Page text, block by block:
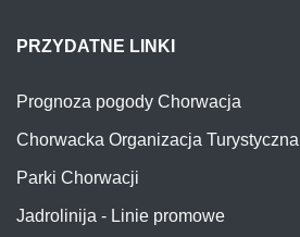
PRZYDATNE LINKI
Prognoza pogody Chorwacja
Chorwacka Organizacja Turystyczna
Parki Chorwacji
Jadrolinija - Linie promowe